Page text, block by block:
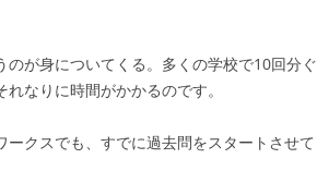
が身についてくる。多くの学校で10回分ぐ
なりに時間がかかるのです。
クスでも、すでに過去問をスタートさせて